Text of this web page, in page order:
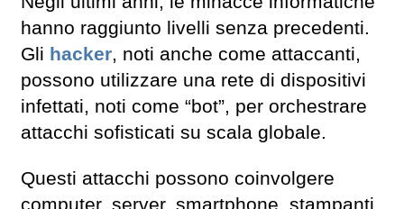
hanno raggiunto livelli senza precedenti.
Gli hacker, noti anche come attaccanti,
possono utilizzare una rete di dispositivi
infettati, noti come “bot”, per orchestrare
attacchi sofisticati su scala globale.
Questi attacchi possono coinvolgere
computer, server, smartphone, stampanti